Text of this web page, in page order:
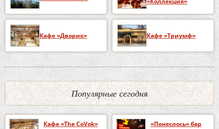
Кафе «Дворик» Кафе «Триумф»
Популярные сегодня
Кафе «The CoVok» «Понеслось» бар